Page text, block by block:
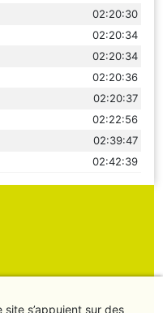
02:20:30
02:20:34
02:20:34
02:20:36
02:20:37
02:22:56
02:39:47
02:42:39
s’appuient sur des